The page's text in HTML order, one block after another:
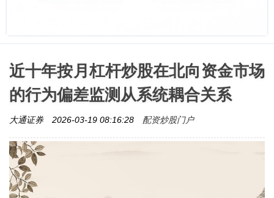
近十年按月杠杆炒股在北向资金市场
的行为偏差监测从系统耦合关系
大通证券 2026-03-19 08:16:28 配资炒股门户